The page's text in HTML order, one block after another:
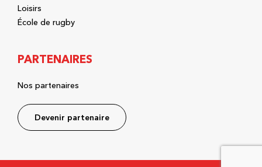
Loisirs
École de rugby
PARTENAIRES
Nos partenaires
Devenir partenaire